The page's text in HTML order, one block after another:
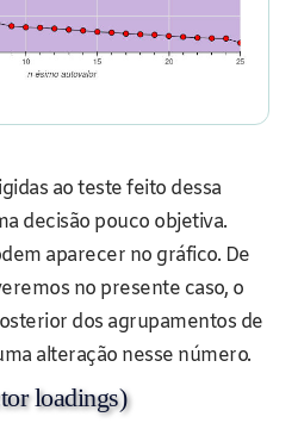
ao teste feito dessa
decisão pouco objetiva.
aparecer no gráfico. De
no presente caso, o
dos agrupamentos de
alteração nesse número.
loadings)